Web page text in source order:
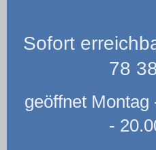
Sofort
78
geöffnet
-